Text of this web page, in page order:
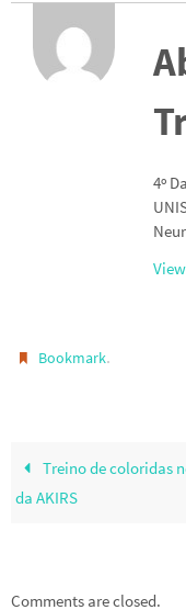
4º
Bookmark.
Treino de coloridas
da AKIRS
Comments are closed.